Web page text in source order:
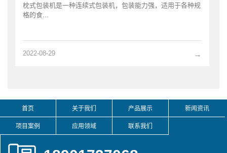
枕式包装机是一种连续式包装机，包装能力强，适用于各种规
格的食...
→
2022-08-29
首页 关于我们 产品展示 新闻资讯
项目案例 应用领域 联系我们